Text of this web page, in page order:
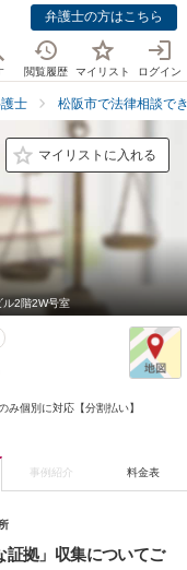
弁護士の方はこちら
閲覧履歴 マイリスト ログイン
士 松阪市で法律相談で
マイリストに入れる
ル2階2W号室
み個別に対応【分割払い】
事例紹介 料金表
証拠」収集についてご